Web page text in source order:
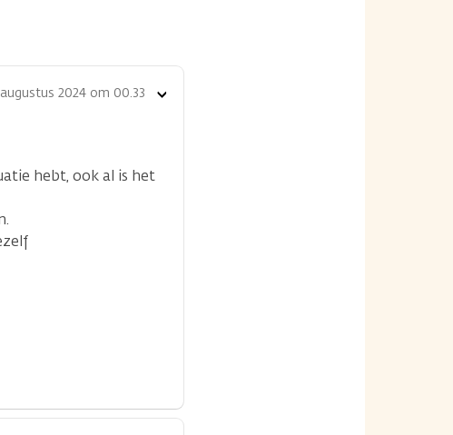
2024 om 00.33
hebt, ook al is het
Toon